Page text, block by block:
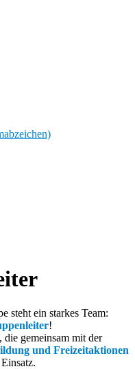
steht ein starkes Team:
!
, die gemeinsam mit der
und Freizeitaktionen